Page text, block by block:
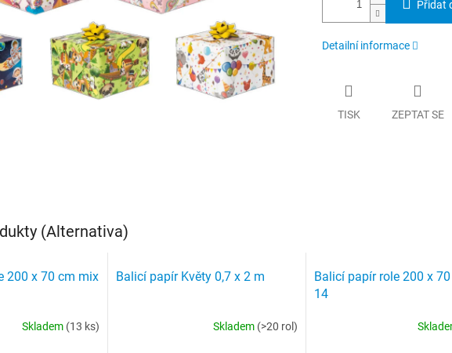
Přidat
Detailní informace
TISK ZEPTAT SE
(Alternativa)
200 x 70 cm mix
Skladem (13 ks)
Balicí papír Květy 0,7 x 2 m
Skladem (>20 rol)
Balicí papír role 200 x
14